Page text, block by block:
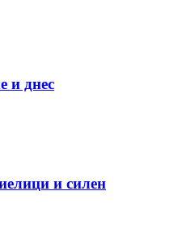
и днес
и силен